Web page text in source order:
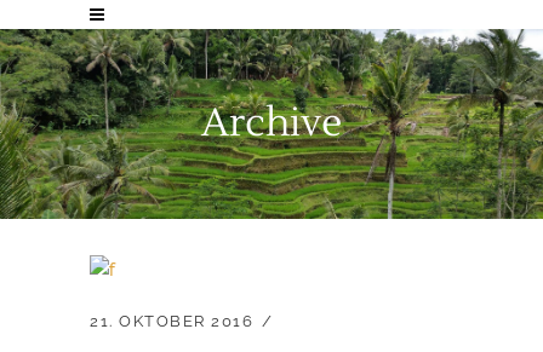
Archive
21. OKTOBER 2016